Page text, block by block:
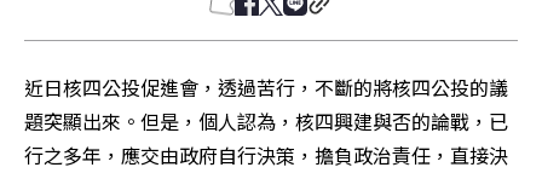
近日核四公投促進會，透過苦行，不斷的將核四公投的議
題突顯出來。但是，個人認為，核四興建與否的論戰，已
行之多年，應交由政府自行決策，擔負政治責任，直接決